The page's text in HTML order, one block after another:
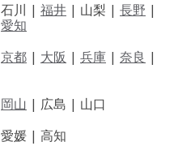
石川 | 福井 | 山梨 | 長野 |
愛知
京都 | 大阪 | 兵庫 | 奈良 |
岡山 | 広島 | 山口
愛媛 | 高知